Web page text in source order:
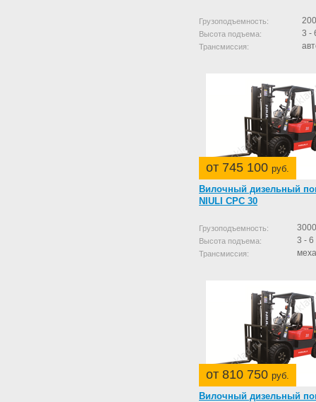
Грузоподъемность:
Высота подъема: 3 -
Трансмиссия:
от 745 100 руб.
Вилочный дизельный
NIULI CPC 30
Грузоподъемность: 3000
Высота подъема: 3 - 6
Трансмиссия:
от 810 750 руб.
Вилочный дизельный